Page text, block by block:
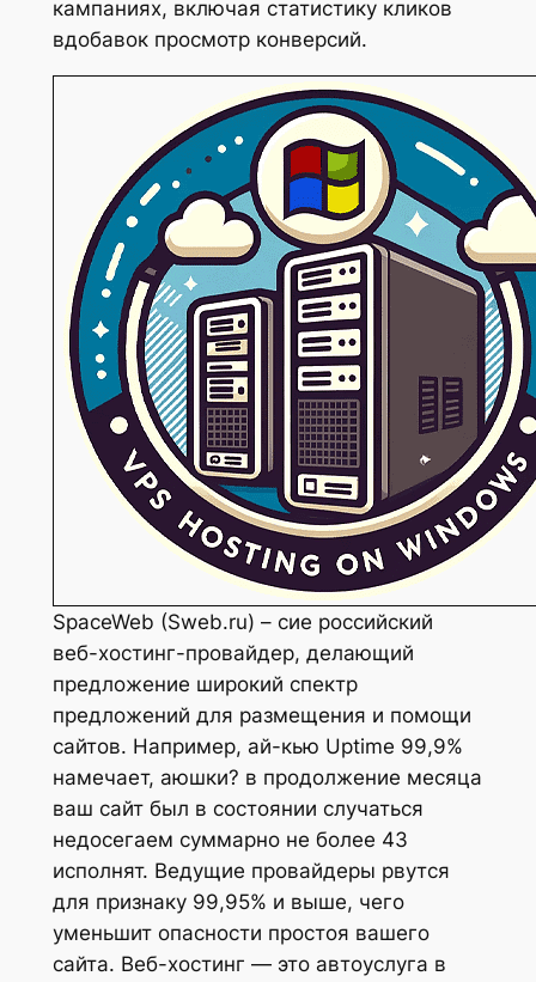
кампаниях, включая статистику кликов
вдобавок просмотр конверсий.
SpaceWeb (Sweb.ru) – сие российский
веб-хостинг-провайдер, делающий
предложение широкий спектр
предложений для размещения и помощи
сайтов. Например, ай-кью Uptime 99,9%
намечает, аюшки? в продолжение месяца
ваш сайт был в состоянии случаться
недосегаем суммарно не более 43
исполнят. Ведущие провайдеры рвутся
для признаку 99,95% и выше, чего
уменьшит опасности простоя вашего
сайта. Веб-хостинг — это автоуслуга в